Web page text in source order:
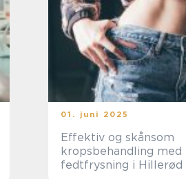
01. juni 2025
Effektiv og skånsom
kropsbehandling med
fedtfrysning i Hillerød